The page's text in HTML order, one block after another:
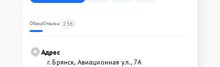
ОбзорОтзывы 236
Адрес
г. Брянск, Авиационная ул., 7А